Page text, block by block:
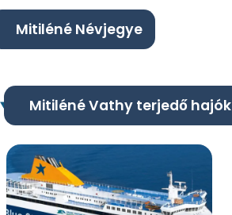
Mitiléné Névjegye
Mitiléné Vathy terjedő hajók